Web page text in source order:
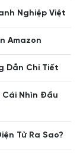
Nghiệp Việt
Amazon
Dẫn Chi Tiết
Cái Nhìn Đầu
Tử Ra Sao?